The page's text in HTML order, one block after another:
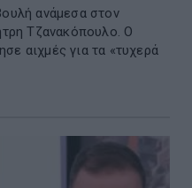
ανάμεσα στον
Τζανακόπουλο. Ο
αιχμές για τα «τυχερά